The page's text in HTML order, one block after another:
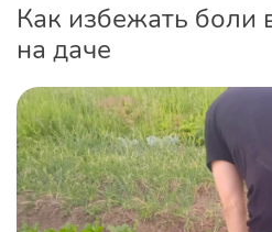
Как избежать боли
на даче